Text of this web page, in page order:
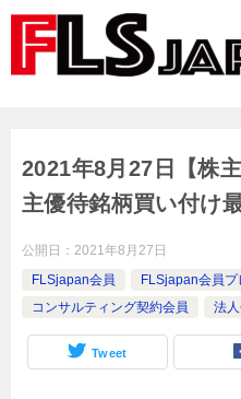
2021年8月27日【株
主優待銘柄買い付け
公開日： 2021年8月27日
FLSjapan会員
FLSjapan会員プ
コンサルティング契約会員
法
Tweet